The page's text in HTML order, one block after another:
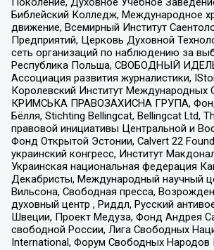
Библейский Колледж, Международное
движение, Всемирный Институт
Предприятий, Церковь Духовной
сеть организаций по наблюдению за
Республика Польша, СВОБОДНЫЙ
Ассоциация развития журналистики,
Королевский Институт Международных
КРИМСЬКА ПРАВОЗАХИСНА ГРУПА,
Бёлля, Stichting Bellingcat, Bellingcat Ltd,
правовой инициативы Центральной и
Фонд Открытой Эстонии, Calvert 22
украинский конгресс, Институт
Украинская национальная федерация
Декабристы, Международный научный
Вильсона, Свободная пресса,
духовный центр , Риддл, Русский
Швеции, Проект Медуза, Фонд Андрея
свободной России, Лига Свободных
International, Форум Свободных Народов